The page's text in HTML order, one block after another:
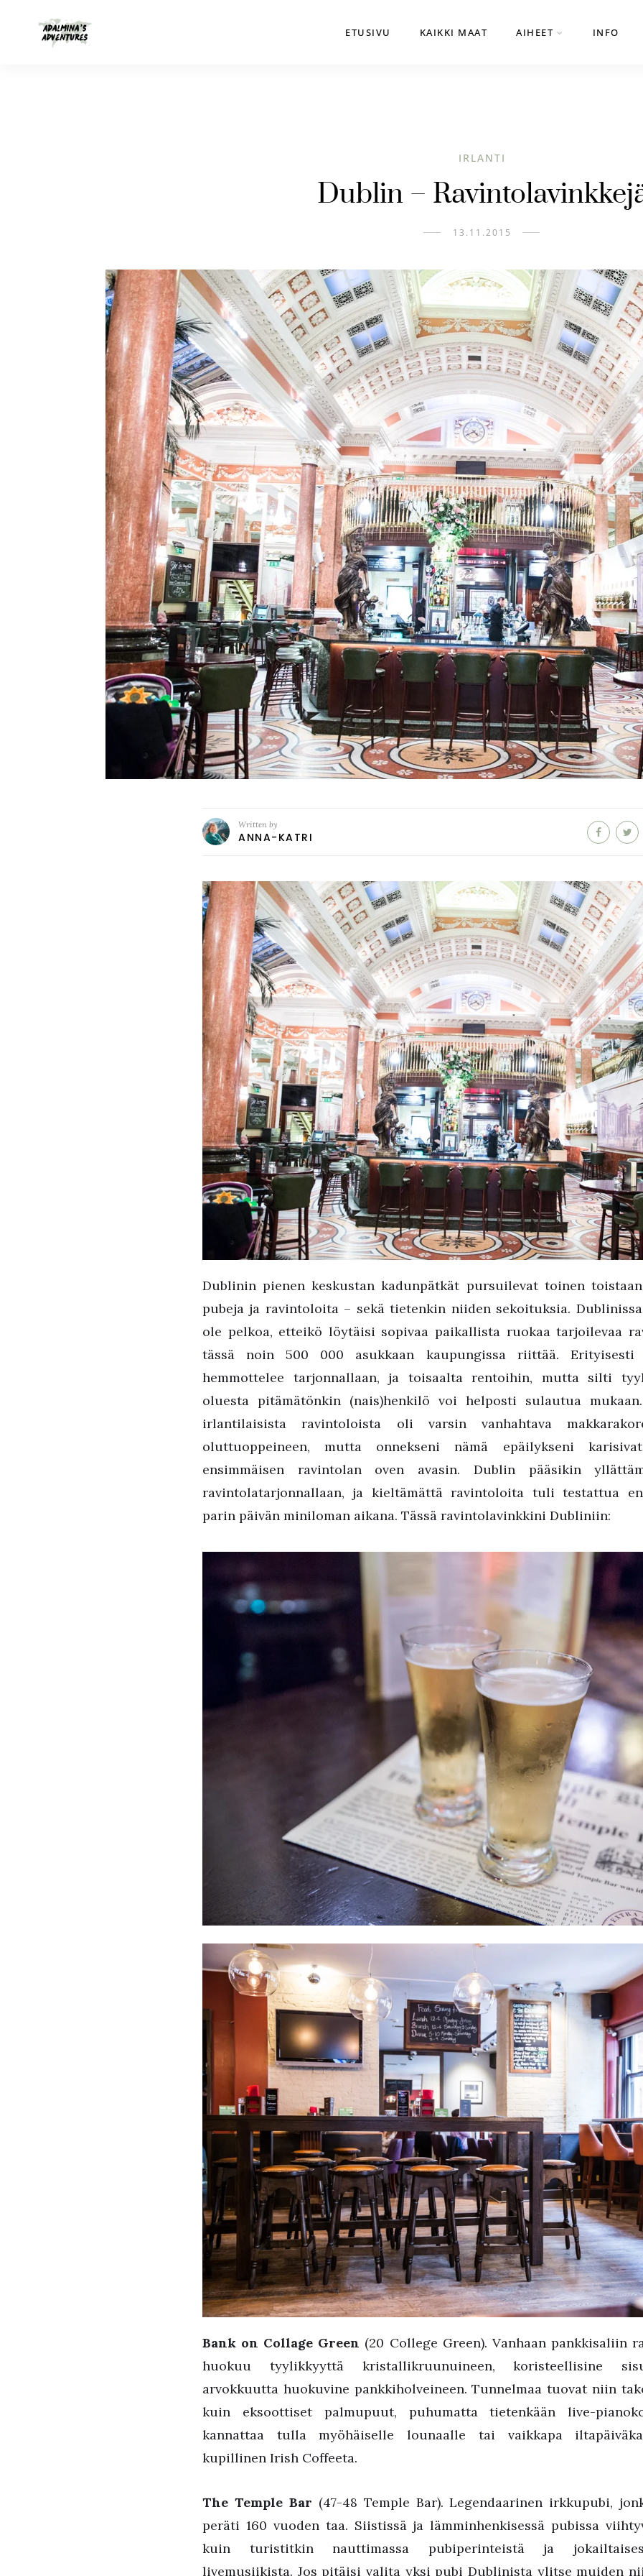
ETUSIVU KAIKKI MAAT AIHEET INFO
IRLANTI
Dublin –
13.11.2015
Written by
ANNA-KATRI
Dublinin pienen keskustan kadunpätkät pursuilevat toinen
pubeja ja ravintoloita – sekä tietenkin niiden sekoituksia.
ole pelkoa, etteikö löytäisi sopivaa paikallista ruokaa tarjoilevaa
tässä noin 500 000 asukkaan kaupungissa riittää. Erityisesti
hemmottelee tarjonnallaan, ja toisaalta rentoihin, mutta silti
oluesta pitämätönkin (nais)henkilö voi helposti sulautua
irlantilaisista ravintoloista oli varsin vanhahtava
oluttuoppeineen, mutta onnekseni nämä epäilykseni
ensimmäisen ravintolan oven avasin. Dublin pääsikin
ravintolatarjonnallaan, ja kieltämättä ravintoloita tuli testattua
parin päivän miniloman aikana. Tässä ravintolavinkkini Dubliniin:
Bank on Collage Green (20 College Green). Vanhaan pankkisaliin
huokuu tyylikkyyttä kristallikruunuineen, koristeellisine
arvokkuutta huokuvine pankkiholveineen. Tunnelmaa tuovat niin
kuin eksoottiset palmupuut, puhumatta tietenkään live-
kannattaa tulla myöhäiselle lounaalle tai vaikkapa
kupillinen Irish Coffeeta.
The Temple Bar (47-48 Temple Bar). Legendaarinen irkkupubi,
peräti 160 vuoden taa. Siistissä ja lämminhenkisessä pubissa
kuin turistitkin nauttimassa pubiperinteistä ja
livemusiikista. Jos pitäisi valita yksi pubi Dublinista ylitse muiden